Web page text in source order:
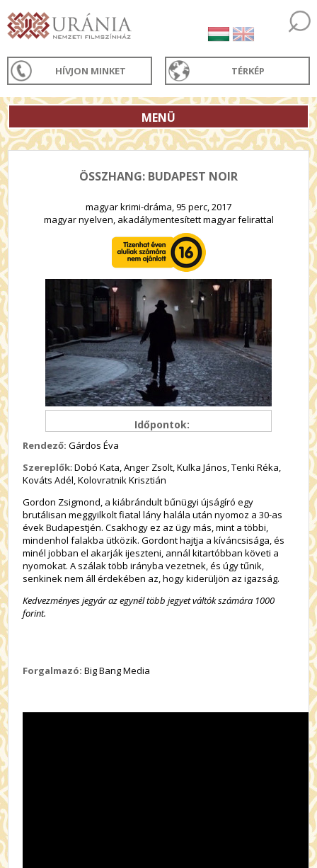
HÍVJON MINKET TÉRKÉP
MENÜ
ÖSSZHANG: BUDAPEST NOIR
magyar krimi-dráma, 95 perc, 2017
magyar nyelven, akadálymentesített magyar felirattal
Időpontok:
Rendező: Gárdos Éva
Szereplők: Dobó Kata, Anger Zsolt, Kulka János, Tenki Réka,
Kováts Adél, Kolovratnik Krisztián
Gordon Zsigmond, a kiábrándult bűnügyi újságíró egy
brutálisan meggyilkolt fiatal lány halála után nyomoz a 30-as
évek Budapestjén. Csakhogy ez az ügy más, mint a többi,
mindenhol falakba ütközik. Gordont hajtja a kíváncsisága, és
minél jobban el akarják ijeszteni, annál kitartóbban követi a
nyomokat. A szálak több irányba vezetnek, és úgy tűnik,
senkinek nem áll érdekében az, hogy kiderüljön az igazság.
Kedvezményes jegyár az egynél több jegyet váltók számára 1000
forint.
Forgalmazó: Big Bang Media